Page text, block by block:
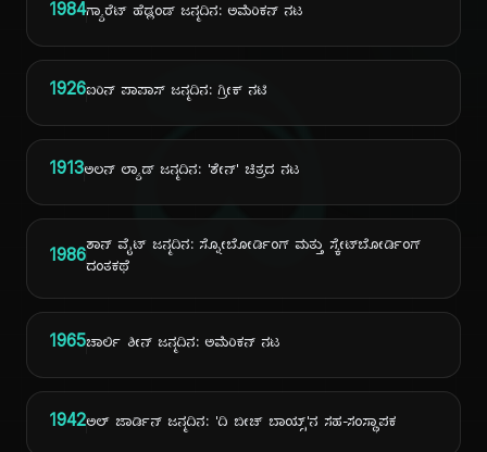
ದಿ
1984ಗ್ಯಾರೆಟ್ ಹೆಡ್ಲಂಡ್ ಜನ್ಮದಿನ: ಅಮೆರಿಕನ್ ನಟ
1926ಐರಿನ್ ಪಾಪಾಸ್ ಜನ್ಮದಿನ: ಗ್ರೀಕ್ ನಟಿ
1913ಅಲನ್ ಲ್ಯಾಡ್ ಜನ್ಮದಿನ: 'ಶೇನ್' ಚಿತ್ರದ ನಟ
1986ಶಾನ್ ವೈಟ್ ಜನ್ಮದಿನ: ಸ್ನೋಬೋರ್ಡಿಂಗ್ ಮತ್ತು ಸ್ಕೇಟ್‌ಬೋರ್ಡಿಂಗ್
ದಂತಕಥೆ
1965ಚಾರ್ಲಿ ಶೀನ್ ಜನ್ಮದಿನ: ಅಮೆರಿಕನ್ ನಟ
1942ಅಲ್ ಜಾರ್ಡಿನ್ ಜನ್ಮದಿನ: 'ದಿ ಬೀಚ್ ಬಾಯ್ಸ್'ನ ಸಹ-ಸಂಸ್ಥಾಪಕ